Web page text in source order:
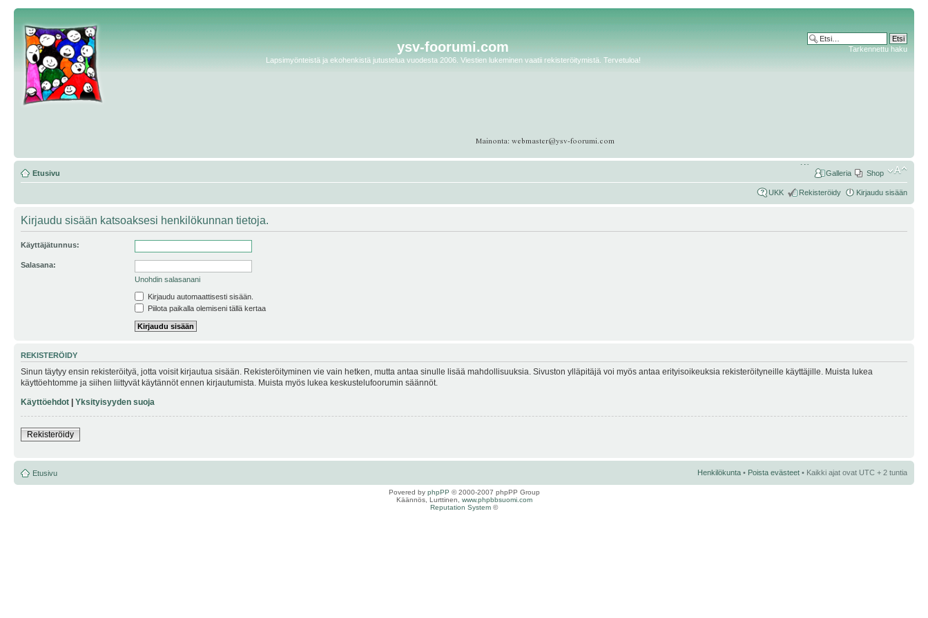
ysv-foorumi.com
Lapsimyönteistä ja ekohenkistä jutustelua vuodesta 2006. Viestien lukeminen vaatii rekisteröitymistä. Tervetuloa!
Tarkennettu haku
Etusivu Shop
Galleria
UKK Rekisteröidy Kirjaudu sisään
Kirjaudu sisään katsoaksesi henkilökunnan tietoja.
Käyttäjätunnus:
Salasana:
Unohdin salasanani
Kirjaudu automaattisesti sisään.
Piilota paikalla olemiseni tällä kertaa
REKISTERÖIDY
Sinun täytyy ensin rekisteröityä, jotta voisit kirjautua sisään. Rekisteröityminen vie vain hetken, mutta antaa sinulle lisää mahdollisuuksia. Sivuston ylläpitäjä voi myös antaa erityisoikeuksia rekisteröityneille käyttäjille. Muista lukea
käyttöehtomme ja siihen liittyvät käytännöt ennen kirjautumista. Muista myös lukea keskustelufoorumin säännöt.
Käyttöehdot | Yksityisyyden suoja
Rekisteröidy
Etusivu Henkilökunta • Poista evästeet • Kaikki ajat ovat UTC + 2 tuntia
Povered by phpPP © 2000-2007 phpPP Group
Käännös, Lurttinen, www.phpbbsuomi.com
Reputation System ©